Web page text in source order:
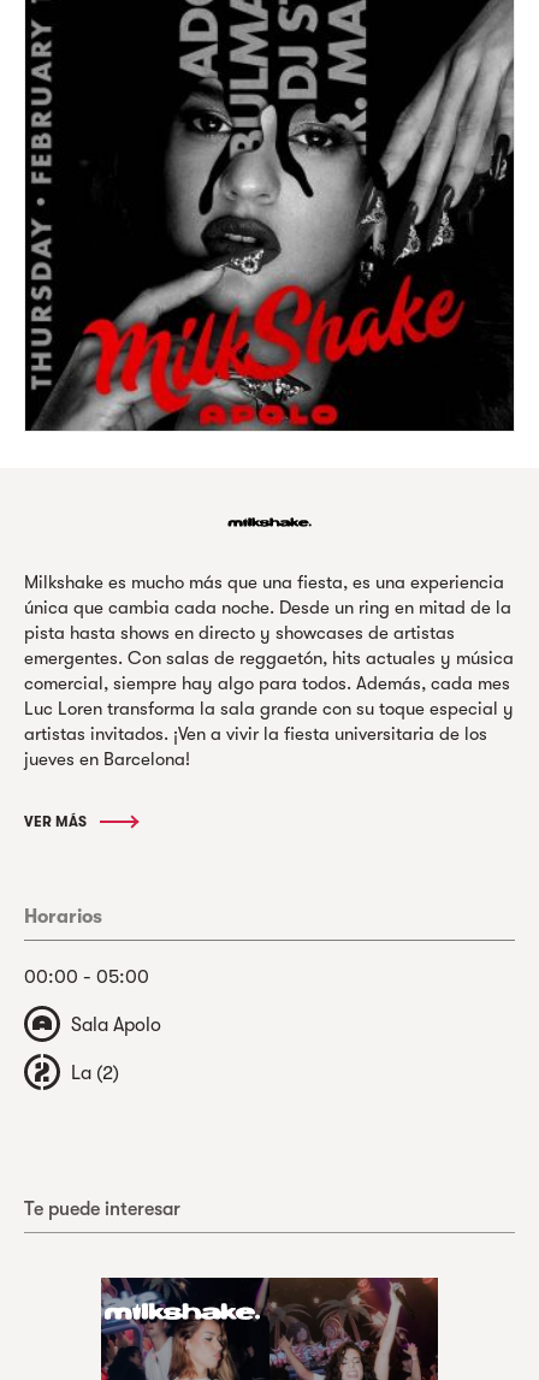
Milkshake es mucho más que una fiesta, es una experiencia
única que cambia cada noche. Desde un ring en mitad de la
pista hasta shows en directo y showcases de artistas
emergentes. Con salas de reggaetón, hits actuales y música
comercial, siempre hay algo para todos. Además, cada mes
Luc Loren transforma la sala grande con su toque especial y
artistas invitados. ¡Ven a vivir la fiesta universitaria de los
jueves en Barcelona!
VER MÁS
Horarios
00:00 - 05:00
Sala Apolo
La (2)
Te puede interesar